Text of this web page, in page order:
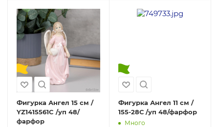
Фигурка Ангел 15 см /
YZ1415561C /уп 48/
фарфор
Фигурка Ангел 11 см /
155-28С /уп 48/фарфор
Много